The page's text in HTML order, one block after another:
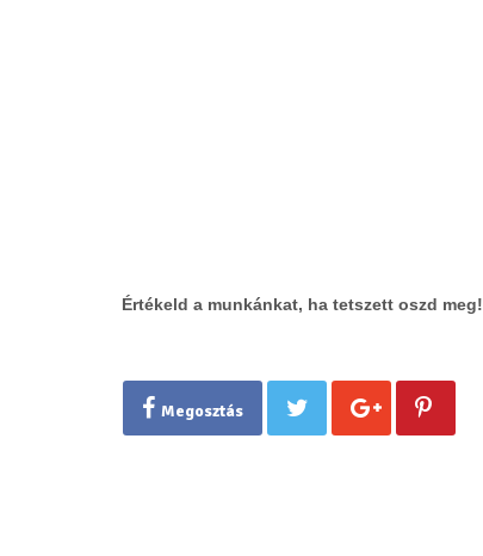
Értékeld a munkánkat, ha tetszett oszd meg!
Megosztás